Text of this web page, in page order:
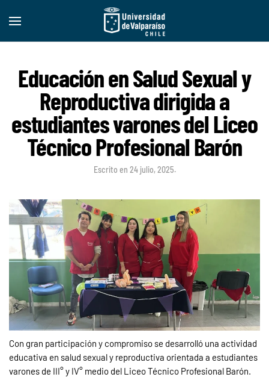
Educación en Salud Sexual y
Reproductiva dirigida a
estudiantes varones del Liceo
Técnico Profesional Barón
Escrito en 24 julio, 2025.
Con gran participación y compromiso se desarrolló una actividad
educativa en salud sexual y reproductiva orientada a estudiantes
varones de III° y IV° medio del Liceo Técnico Profesional Barón.